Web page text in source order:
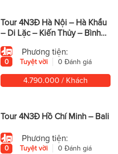
Tour 4N3Đ Hà Nội – Hà Khẩu
– Di Lặc – Kiến Thủy – Bình
Biên – Mông Tự
Phương tiện:
0 Tuyệt vời 0 Đánh giá
4.790.000 / Khách
Tour 4N3Đ Hồ Chí Minh – Bali
Phương tiện:
0 Tuyệt vời 0 Đánh giá